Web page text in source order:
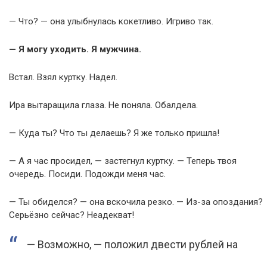
— Что? — она улыбнулась кокетливо. Игриво так.
— Я могу уходить. Я мужчина.
Встал. Взял куртку. Надел.
Ира вытаращила глаза. Не поняла. Обалдела.
— Куда ты? Что ты делаешь? Я же только пришла!
— А я час просидел, — застегнул куртку. — Теперь твоя
очередь. Посиди. Подожди меня час.
— Ты обиделся? — она вскочила резко. — Из-за опоздания?
Серьёзно сейчас? Неадекват!
— Возможно, — положил двести рублей на